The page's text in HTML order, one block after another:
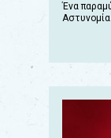
Ένα
Αστυνομία